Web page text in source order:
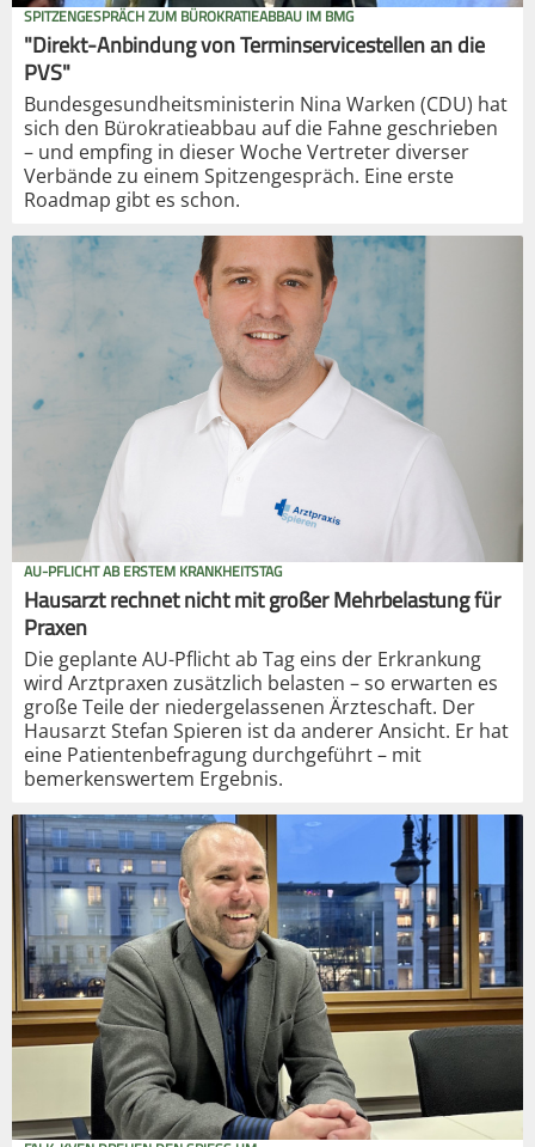
SPITZENGESPRÄCH ZUM BÜROKRATIEABBAU IM BMG
"Direkt-Anbindung von Terminservicestellen an die
PVS"
Bundesgesundheitsministerin Nina Warken (CDU) hat
sich den Bürokratieabbau auf die Fahne geschrieben
– und empfing in dieser Woche Vertreter diverser
Verbände zu einem Spitzengespräch. Eine erste
Roadmap gibt es schon.
AU-PFLICHT AB ERSTEM KRANKHEITSTAG
Hausarzt rechnet nicht mit großer Mehrbelastung für
Praxen
Die geplante AU-Pflicht ab Tag eins der Erkrankung
wird Arztpraxen zusätzlich belasten – so erwarten es
große Teile der niedergelassenen Ärzteschaft. Der
Hausarzt Stefan Spieren ist da anderer Ansicht. Er hat
eine Patientenbefragung durchgeführt – mit
bemerkenswertem Ergebnis.